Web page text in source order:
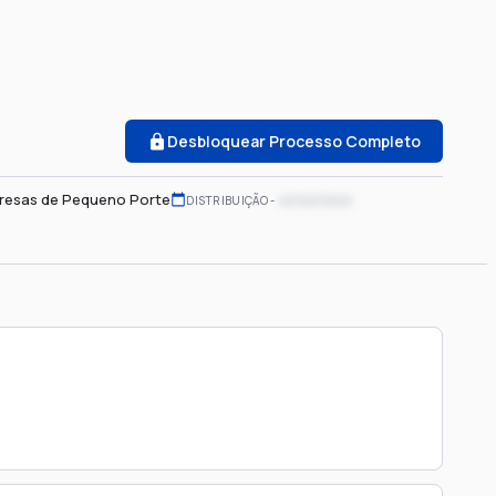
Desbloquear Processo Completo
de Pequeno Porte DISTRIBUIÇÃO